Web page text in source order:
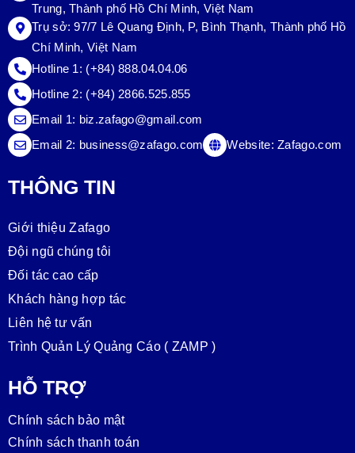
Trung, Thành phố Hồ Chí Minh, Việt Nam
Trụ sở:97/7 Lê Quang Định, P, Bình Thạnh, Thành phố Hồ
Chí Minh, Việt Nam
Hotline 1: (+84) 888.04.04.06
Hotline 2: (+84) 2866.525.855
Email 1: biz.zafago@gmail.com
Email 2: business@zafago.com Website:Zafago.com
THÔNG TIN
Giới thiệu Zafago
Đội ngũ chúng tôi
Đối tác cao cấp
Khách hàng hợp tác
Liên hệ tư vấn
Trình Quản Lý Quảng Cáo ( ZAMP )
HỖ TRỢ
Chính sách bảo mật
Chính sách thanh toán